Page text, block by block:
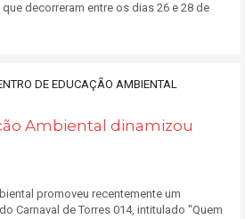
decorreram entre os dias 26 e 28 de
Ambiental dinamizou
promoveu recentemente um
Carnaval de Torres 014, intitulado "Quem